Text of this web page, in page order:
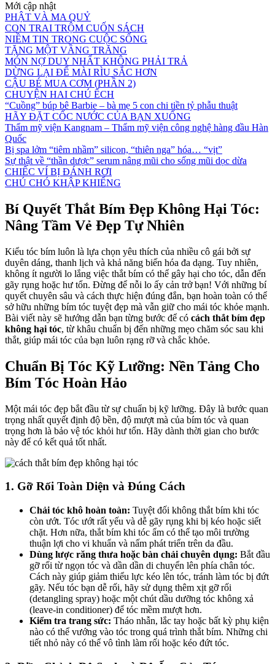
Mới cập nhật
PHẬT VÀ MA QUỶ
CON TRAI TRỘM CUỐN SÁCH
NIỀM TIN TRONG CUỘC SỐNG
TẶNG MỘT VẦNG TRĂNG
MÓN NỢ DUY NHẤT KHÔNG PHẢI TRẢ
DỪNG LẠI ĐỂ MÀI RÌU SẮC HƠN
CẬU BÉ MUA CƠM (PHẦN 2)
CHUYỆN HAI CHÚ ẾCH
“Cuồng” búp bê Barbie – bà mẹ 5 con chi tiền tỷ phẫu thuật
HÃY ĐẶT CỐC NƯỚC CỦA BẠN XUỐNG
Thẩm mỹ viện Kangnam – Thẩm mỹ viện công nghệ hàng đầu Hàn
Quốc
Bị spa lởm “tiêm nhầm” silicon, “thiên nga” hóa… “vịt”
Sự thật về “thần dược” serum nâng mũi cho sống mũi dọc dừa
CHIẾC VÍ BỊ ĐÁNH RƠI
CHÚ CHÓ KHẬP KHIỂNG
Bí Quyết Thắt Bím Đẹp Không Hại Tóc:
Nâng Tầm Vẻ Đẹp Tự Nhiên
Kiểu tóc bím luôn là lựa chọn yêu thích của nhiều cô gái bởi sự
duyên dáng, thanh lịch và khả năng biến hóa đa dạng. Tuy nhiên,
không ít người lo lắng việc thắt bím có thể gây hại cho tóc, dẫn đến
gãy rụng hoặc hư tổn. Đừng để nỗi lo ấy cản trở bạn! Với những bí
quyết chuyên sâu và cách thực hiện đúng đắn, bạn hoàn toàn có thể
sở hữu những bím tóc tuyệt đẹp mà vẫn giữ cho mái tóc khỏe mạnh.
Bài viết này sẽ hướng dẫn bạn từng bước để có cách thắt bím đẹp
không hại tóc, từ khâu chuẩn bị đến những mẹo chăm sóc sau khi
thắt, giúp mái tóc của bạn luôn rạng rỡ và chắc khỏe.
Chuẩn Bị Tóc Kỹ Lưỡng: Nền Tảng Cho
Bím Tóc Hoàn Hảo
Một mái tóc đẹp bắt đầu từ sự chuẩn bị kỹ lưỡng. Đây là bước quan
trọng nhất quyết định độ bền, độ mượt mà của bím tóc và quan
trọng hơn là bảo vệ tóc khỏi hư tổn. Hãy dành thời gian cho bước
này để có kết quả tốt nhất.
1. Gỡ Rối Toàn Diện và Đúng Cách
Chải tóc khô hoàn toàn: Tuyệt đối không thắt bím khi tóc
còn ướt. Tóc ướt rất yếu và dễ gãy rụng khi bị kéo hoặc siết
chặt. Hơn nữa, thắt bím khi tóc ẩm có thể tạo môi trường
thuận lợi cho vi khuẩn và nấm phát triển trên da đầu.
Dùng lược răng thưa hoặc bàn chải chuyên dụng: Bắt đầu
gỡ rối từ ngọn tóc và dần dần di chuyển lên phía chân tóc.
Cách này giúp giảm thiểu lực kéo lên tóc, tránh làm tóc bị đứt
gãy. Nếu tóc bạn dễ rối, hãy sử dụng thêm xịt gỡ rối
(detangling spray) hoặc một chút dầu dưỡng tóc không xả
(leave-in conditioner) để tóc mềm mượt hơn.
Kiểm tra trang sức: Tháo nhẫn, lắc tay hoặc bất kỳ phụ kiện
nào có thể vướng vào tóc trong quá trình thắt bím. Những chi
tiết nhỏ này có thể vô tình làm rối hoặc kéo đứt tóc.